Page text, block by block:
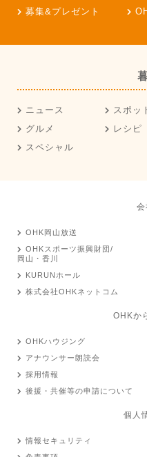
募集&プレゼント
ニュース スポッ
グルメ
レシピ
スペシャル
会
OHK岡山放送
OHKスポーツ振興財団/
岡山・香川
KURUNホール
株式会社OHKネットコム
OHKか
OHKハウジング
アナウンサー朗読会
採用情報
後援・共催等の申請について
個人
情報セキュリティ